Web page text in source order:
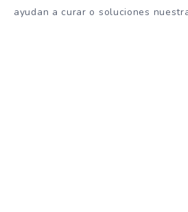
ayudan a curar o soluciones